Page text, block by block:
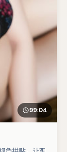
99:04